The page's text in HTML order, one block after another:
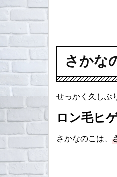
さかな
せっかく久しぶ
ロン毛ヒ
さかなのこは、